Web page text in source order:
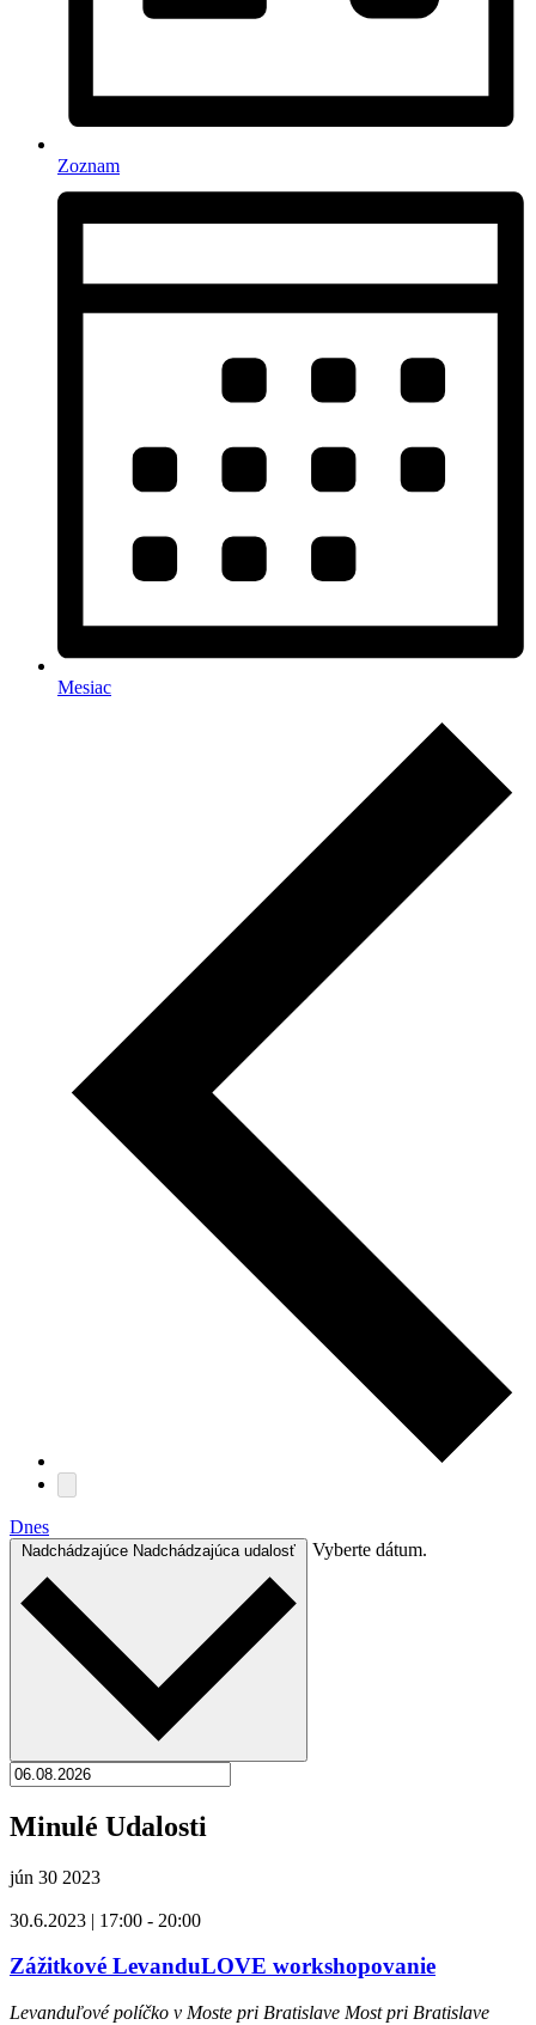
Zoznam
Mesiac
Dnes
Nadchádzajúce Nadchádzajúca udalosť Vyberte dátum.
Minulé Udalosti
jún 30 2023
30.6.2023 | 17:00 - 20:00
Zážitkové LevanduLOVE workshopovanie
Levanduľové políčko v Moste pri Bratislave Most pri Bratislave